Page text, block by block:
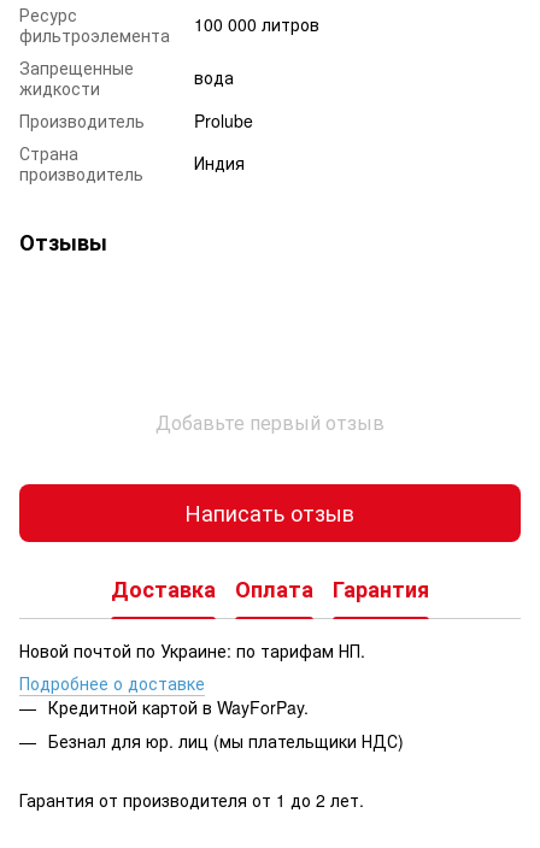
Ресурс
фильтроэлемента
100 000 литров
Запрещенные
жидкости
вода
Производитель
Prolube
Страна
производитель
Индия
Отзывы
Добавьте первый отзыв
Написать отзыв
Доставка Оплата Гарантия
Новой почтой по Украине: по тарифам НП.
Подробнее о доставке
Кредитной картой в WayForPay.
Безнал для юр. лиц (мы плательщики НДС)
Гарантия от производителя от 1 до 2 лет.